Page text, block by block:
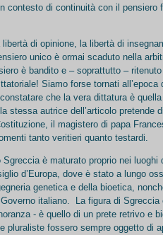
contesto di continuità con il pensiero
di opinione, la libertà di
unico è ormai scaduto nella
è bandito e – soprattutto –
Siamo forse tornati all’epoca
che la vera dittatura è
stessa autrice dell’articolo pretende
il magistero di papa
tanto veritieri quanto testardi.
è maturato proprio nei luoghi
d’Europa, dove è stato a lungo
genetica e della bioetica,
italiano. La figura di Sgreccia
- è quello di un prete retrivo e
pluraliste fossero sempre oggetto di